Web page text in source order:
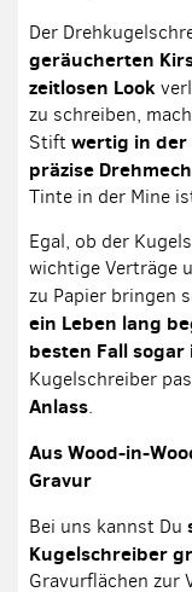
Der
geräucherten
zeitlosen Look
zu schreiben,
Stiftwertig in der
präzise
Tinte in der Mine
Egal, ob der
wichtige Verträge
zu Papier bringen
ein Leben lang
besten Fall
Kugelschreiber
Anlass.
Aus Wood-in-
Gravur
Bei uns kannst Du
Kugelschreiber
Gravurflächen zur